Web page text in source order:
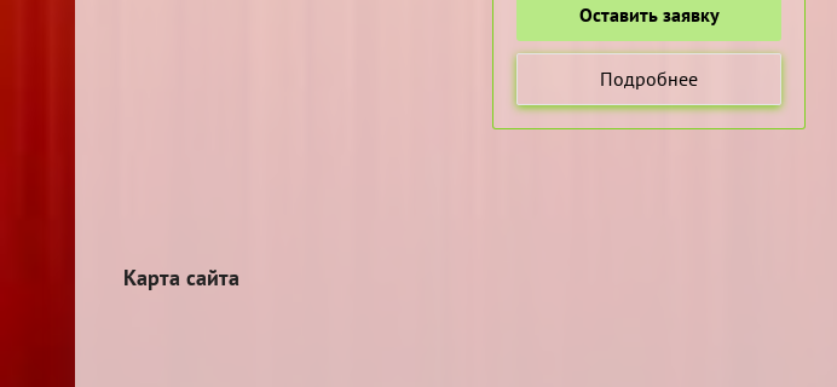
Оставить заявку
Подробнее
Карта сайта